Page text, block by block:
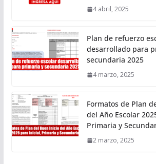
4 abril, 2025
Plan de refuerzo
desarrollado para
secundaria 2025
4 marzo, 2025
Formatos de Plan
del Año Escolar
Primaria y
2 marzo, 2025